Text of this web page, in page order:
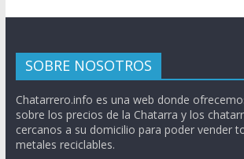
SOBRE NOSOTROS
Chatarrero.info es una web donde
sobre los precios de la Chatarra y los
cercanos a su domicilio para poder vender
metales reciclables.